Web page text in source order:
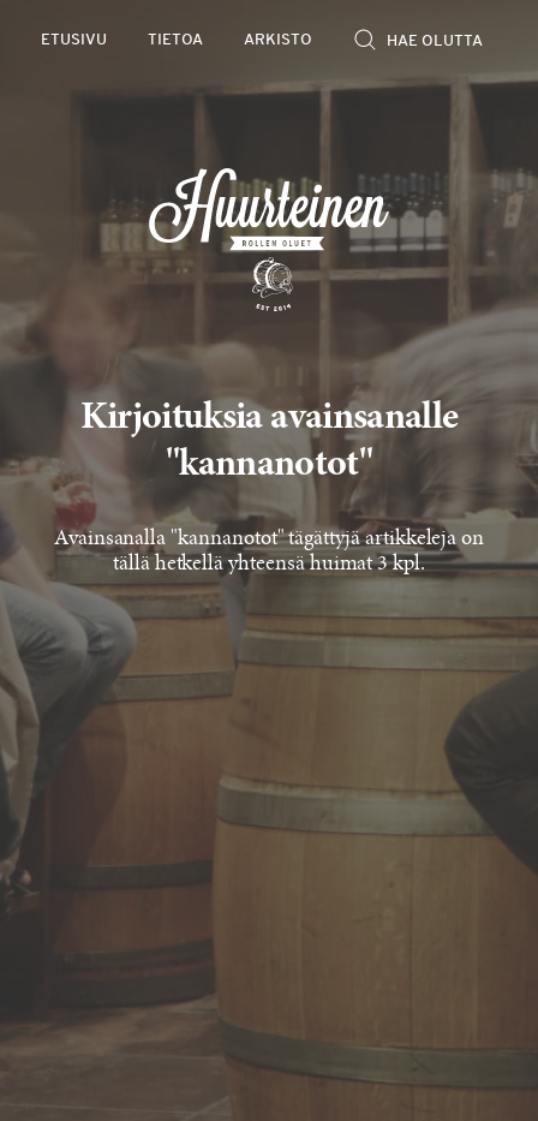
ETUSIVU TIETOA ARKISTO
Kirjoituksia avainsanalle
"kannanotot"
Avainsanalla "kannanotot" tägättyjä artikkeleja on
tällä hetkellä yhteensä huimat 3 kpl.